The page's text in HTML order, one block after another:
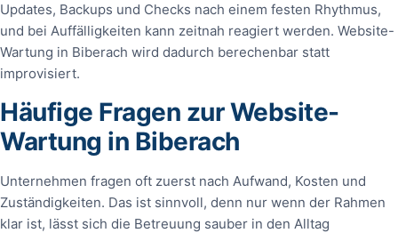
Updates, Backups und Checks nach einem festen Rhythmus,
und bei Auffälligkeiten kann zeitnah reagiert werden. Website-
Wartung in Biberach wird dadurch berechenbar statt
improvisiert.
Häufige Fragen zur Website-
Wartung in Biberach
Unternehmen fragen oft zuerst nach Aufwand, Kosten und
Zuständigkeiten. Das ist sinnvoll, denn nur wenn der Rahmen
klar ist, lässt sich die Betreuung sauber in den Alltag